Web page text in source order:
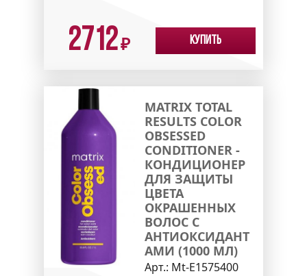
2712₽ Купить
MATRIX TOTAL
RESULTS COLOR
OBSESSED
CONDITIONER -
КОНДИЦИОНЕР
ДЛЯ ЗАЩИТЫ
ЦВЕТА
ОКРАШЕННЫХ
ВОЛОС С
АНТИОКСИДАНТ
АМИ (1000 МЛ)
Арт.: Mt-E1575400